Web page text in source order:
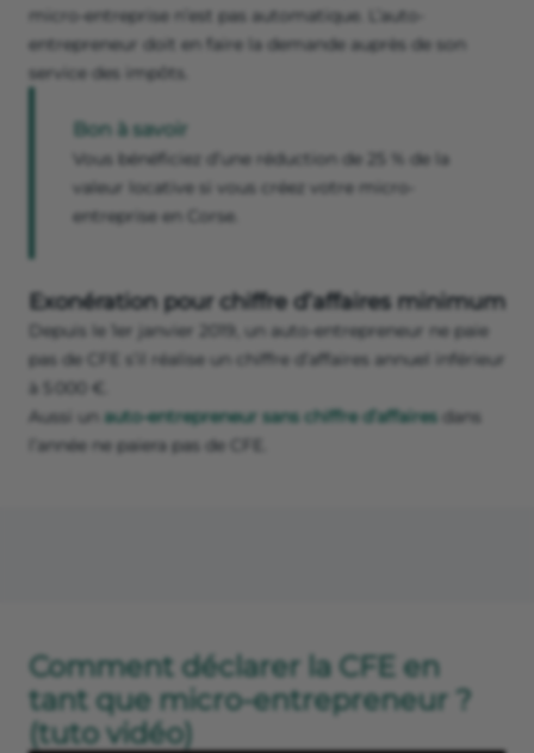
micro-entreprise n’est pas automatique. L’auto-
entrepreneur doit en faire la demande auprès de son
service des impôts.
Bon à savoir
Vous bénéficiez d’une réduction de 25 % de la
valeur locative si vous créez votre micro-
entreprise en Corse.
Exonération pour chiffre d’affaires minimum
Depuis le 1er janvier 2019, un auto-entrepreneur ne paie
pas de CFE s’il réalise un chiffre d’affaires annuel inférieur
à 5 000 €.
Aussi un auto-entrepreneur sans chiffre d’affaires dans
l’année ne paiera pas de CFE.
Comment déclarer la CFE en
tant que micro-entrepreneur ?
(tuto vidéo)